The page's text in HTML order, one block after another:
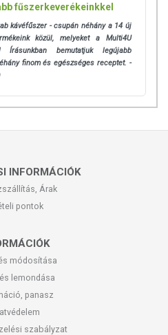
fűszerkeverékeinkkel
kávéfűszer - csupán néhány a 14 új
közül, melyeket a Multi4U
Írásunkban bemutatjuk legújabb
finom és egészséges receptet. -
INFORMÁCIÓK
Árak
pontok
módosítása
lemondása
panasz
szabályzat